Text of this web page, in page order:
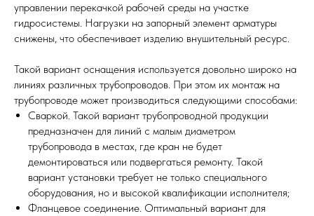
управлении перекачкой рабочей среды на участке
гидросистемы. Нагрузки на запорный элемент арматуры
снижены, что обеспечивает изделию внушительный ресурс.
Такой вариант оснащения используется довольно широко на
линиях различных трубопроводов. При этом их монтаж на
трубопроводе может производиться следующими способами:
Сваркой. Такой вариант трубопроводной продукции
предназначен для линий с малым диаметром
трубопровода в местах, где кран не будет
демонтироваться или подвергаться ремонту. Такой
вариант установки требует не только специального
оборудования, но и высокой квалификации исполнителя;
Фланцевое соединение. Оптимальный вариант для